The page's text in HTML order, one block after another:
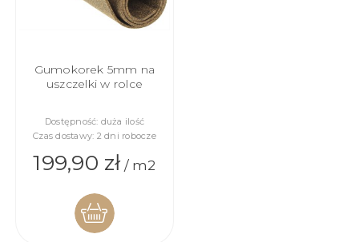
Gumokorek 5mm na
uszczelki w rolce
Dostępność: duża ilość
Czas dostawy: 2 dni robocze
199,90 zł/ m2